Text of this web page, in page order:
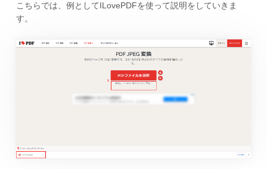
こちらでは、例としてILovePDFを使って説明をしていきま
す。